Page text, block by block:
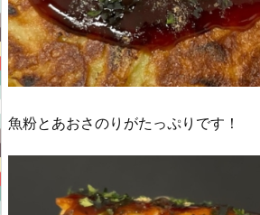
魚粉とあおさのりがたっぷりです！